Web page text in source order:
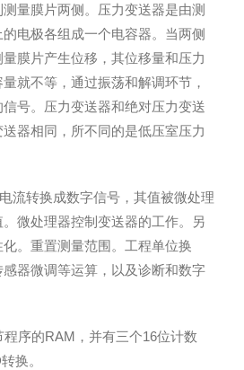
量膜片两侧。压力变送器是由测
电极各组成一个电容器。当两侧
膜片产生位移，其位移量和压力
就不等，通过振荡和解调环节，
号。压力变送器和绝对压力变送
器相同，所不同的是低压室压力
流转换成数字信号，其值被微处理
微处理器控制变送器的工作。另
。重置测量范围。工程单位换
器微调等运算，以及诊断和数字
序的RAM，并有三个16位计数
换。